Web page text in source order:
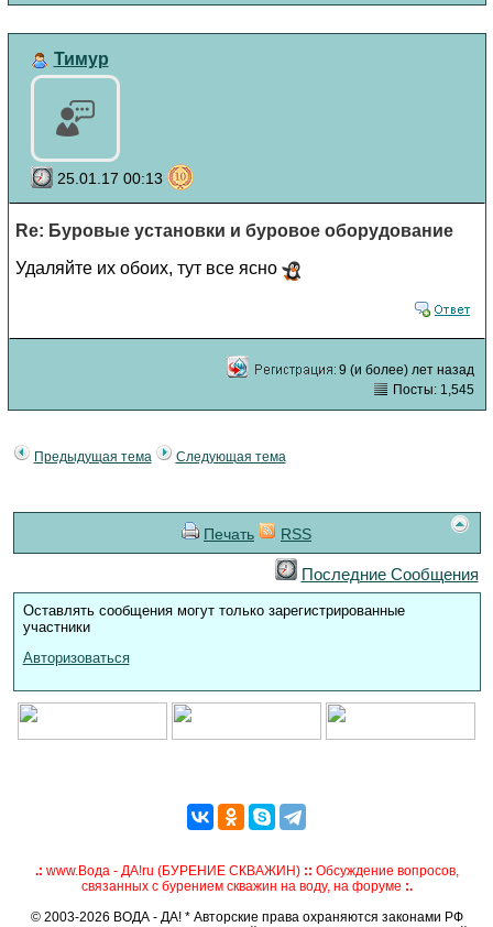
Тимур
25.01.17 00:13
Re: Буровые установки и буровое оборудование
Удаляйте их обоих, тут все ясно
9 (и более) лет назад
Посты: 1,545
Предыдущая тема Следующая тема
Печать RSS
Последние Сообщения
Оставлять сообщения могут только зарегистрированные
участники
Авторизоваться
.: www.Вода - ДА!ru (БУРЕНИЕ СКВАЖИН) :: Обсуждение вопросов,
связанных с бурением скважин на воду, на форуме :.
© 2003-2026 ВОДА - ДА! * Авторские права охраняются законами РФ